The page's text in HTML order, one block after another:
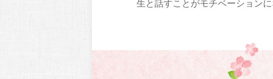
生と話すことがモチベーション